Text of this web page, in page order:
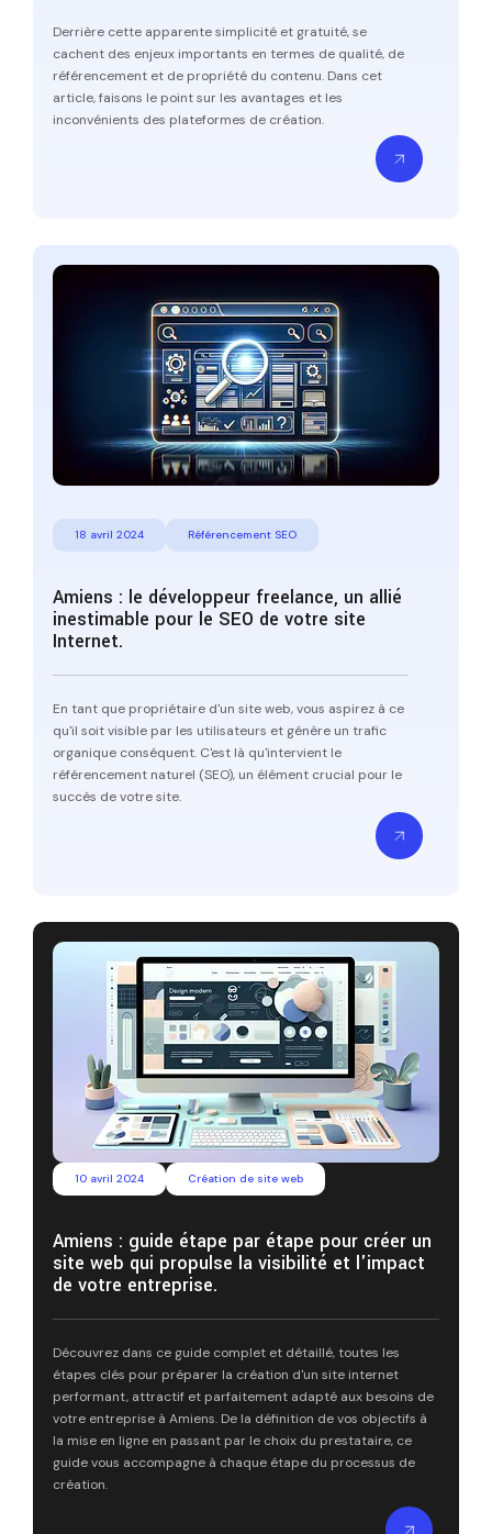
Derrière cette apparente simplicité et gratuité, se
cachent des enjeux importants en termes de qualité, de
référencement et de propriété du contenu. Dans cet
article, faisons le point sur les avantages et les
inconvénients des plateformes de création.
18 avril 2024 Référencement SEO
Amiens : le développeur freelance, un allié
inestimable pour le SEO de votre site
Internet.
En tant que propriétaire d'un site web, vous aspirez à ce
qu'il soit visible par les utilisateurs et génère un trafic
organique conséquent. C'est là qu'intervient le
référencement naturel (SEO), un élément crucial pour le
succès de votre site.
10 avril 2024 Création de site web
Amiens : guide étape par étape pour créer un
site web qui propulse la visibilité et l'impact
de votre entreprise.
Découvrez dans ce guide complet et détaillé, toutes les
étapes clés pour préparer la création d'un site internet
performant, attractif et parfaitement adapté aux besoins de
votre entreprise à Amiens. De la définition de vos objectifs à
la mise en ligne en passant par le choix du prestataire, ce
guide vous accompagne à chaque étape du processus de
création.